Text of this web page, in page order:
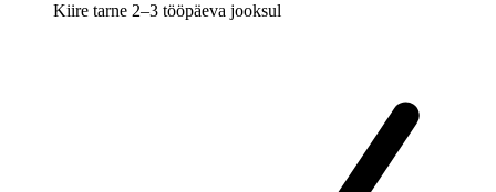
Kiire tarne 2–3 tööpäeva jooksul